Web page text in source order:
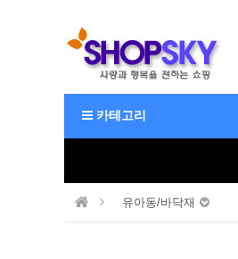
카테고리
유아동/바닥재